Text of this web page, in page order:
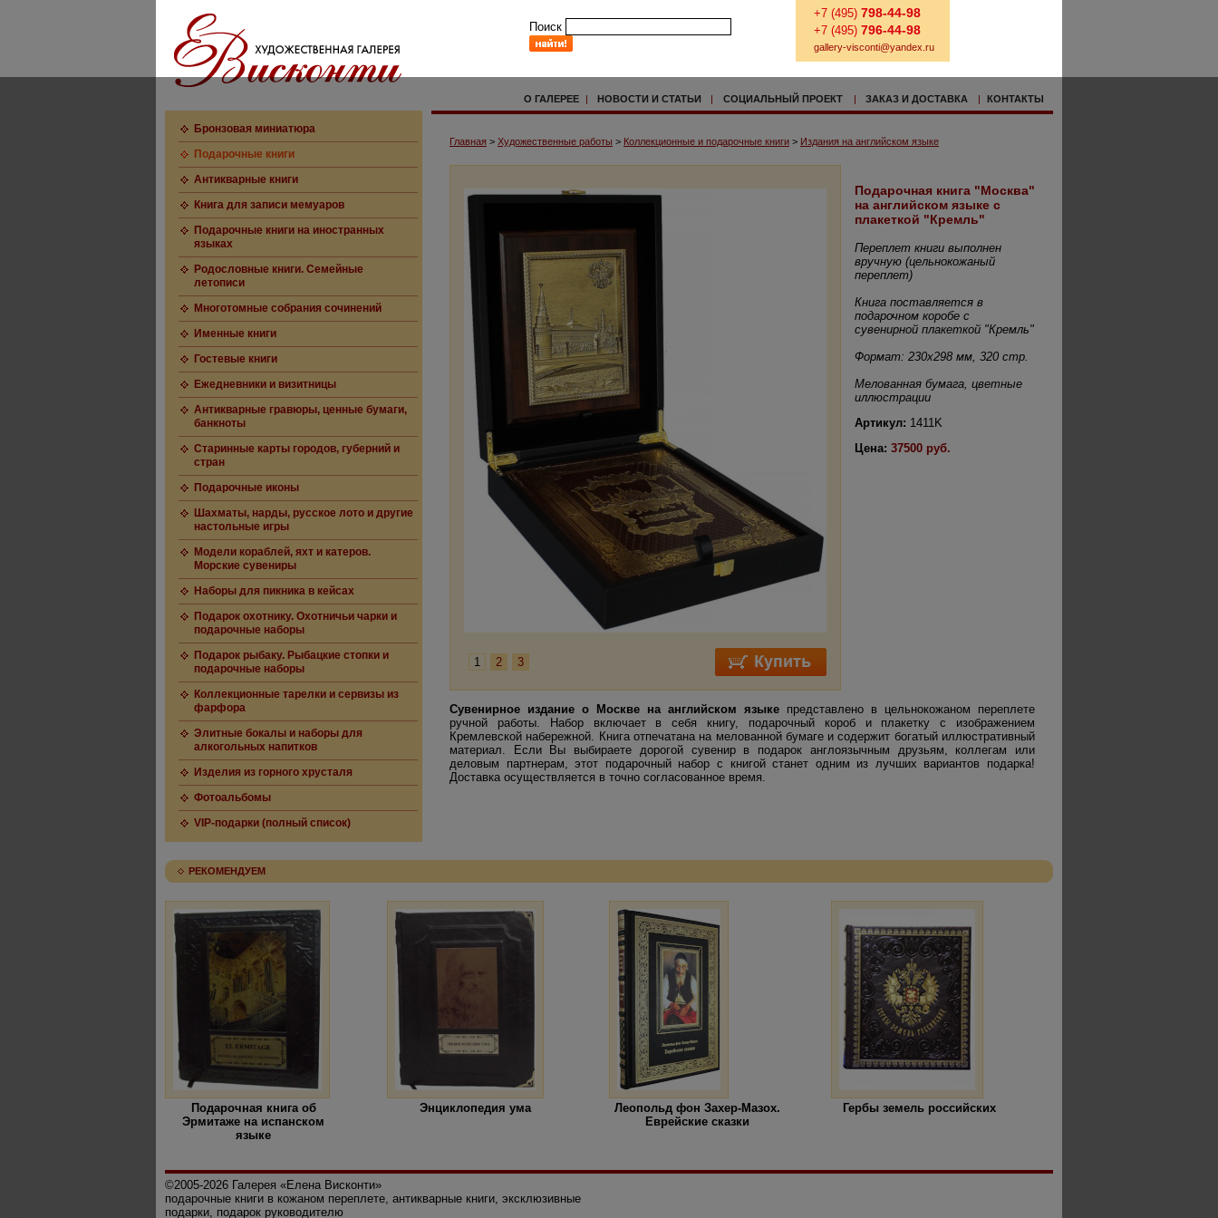
Поиск
+7 (495) 798-44-98
+7 (495) 796-44-98
gallery-visconti@yandex.ru
О ГАЛЕРЕЕ | НОВОСТИ И СТАТЬИ | СОЦИАЛЬНЫЙ ПРОЕКТ | ЗАКАЗ И ДОСТАВКА | КОНТАКТЫ
Бронзовая миниатюра
Подарочные книги
Антикварные книги
Книга для записи мемуаров
Подарочные книги на иностранных
языках
Родословные книги. Семейные
летописи
Многотомные собрания сочинений
Именные книги
Гостевые книги
Ежедневники и визитницы
Антикварные гравюры, ценные бумаги,
банкноты
Старинные карты городов, губерний и
стран
Подарочные иконы
Шахматы, нарды, русское лото и другие
настольные игры
Модели кораблей, яхт и катеров.
Морские сувениры
Наборы для пикника в кейсах
Подарок охотнику. Охотничьи чарки и
подарочные наборы
Подарок рыбаку. Рыбацкие стопки и
подарочные наборы
Коллекционные тарелки и сервизы из
фарфора
Элитные бокалы и наборы для
алкогольных напитков
Изделия из горного хрусталя
Фотоальбомы
VIP-подарки (полный список)
Главная > Художественные работы > Коллекционные и подарочные книги > Издания на английском языке
1 2 3
Подарочная книга "Москва"
на английском языке с
плакеткой "Кремль"
Переплет книги выполнен
вручную (цельнокожаный
переплет)
Книга поставляется в
подарочном коробе с
сувенирной плакеткой "Кремль"
Формат: 230х298 мм, 320 стр.
Мелованная бумага, цветные
иллюстрации
Артикул: 1411K
Цена: 37500 руб.
Сувенирное издание о Москве на английском языке представлено в цельнокожаном переплете
ручной работы. Набор включает в себя книгу, подарочный короб и плакетку с изображением
Кремлевской набережной. Книга отпечатана на мелованной бумаге и содержит богатый иллюстративный
материал. Если Вы выбираете дорогой сувенир в подарок англоязычным друзьям, коллегам или
деловым партнерам, этот подарочный набор с книгой станет одним из лучших вариантов подарка!
Доставка осуществляется в точно согласованное время.
РЕКОМЕНДУЕМ
Подарочная книга об
Эрмитаже на испанском
языке
Энциклопедия ума
Леопольд фон Захер-Мазох.
Еврейские сказки
Гербы земель российских
©2005-2026 Галерея «Елена Висконти»
подарочные книги в кожаном переплете, антикварные книги, эксклюзивные
подарки, подарок руководителю